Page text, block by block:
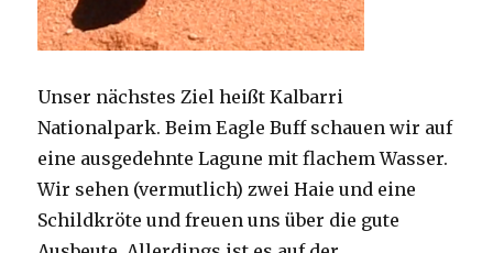
Unser nächstes Ziel heißt Kalbarri
Nationalpark. Beim Eagle Buff schauen wir auf
eine ausgedehnte Lagune mit flachem Wasser.
Wir sehen (vermutlich) zwei Haie und eine
Schildkröte und freuen uns über die gute